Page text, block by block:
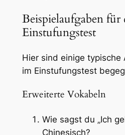
Beispielaufgaben für
Einstufungstest
Hier sind einige
im Einstufungstest
Erweiterte Vokabeln
Wie sagst du „Ich
Chinesisch?